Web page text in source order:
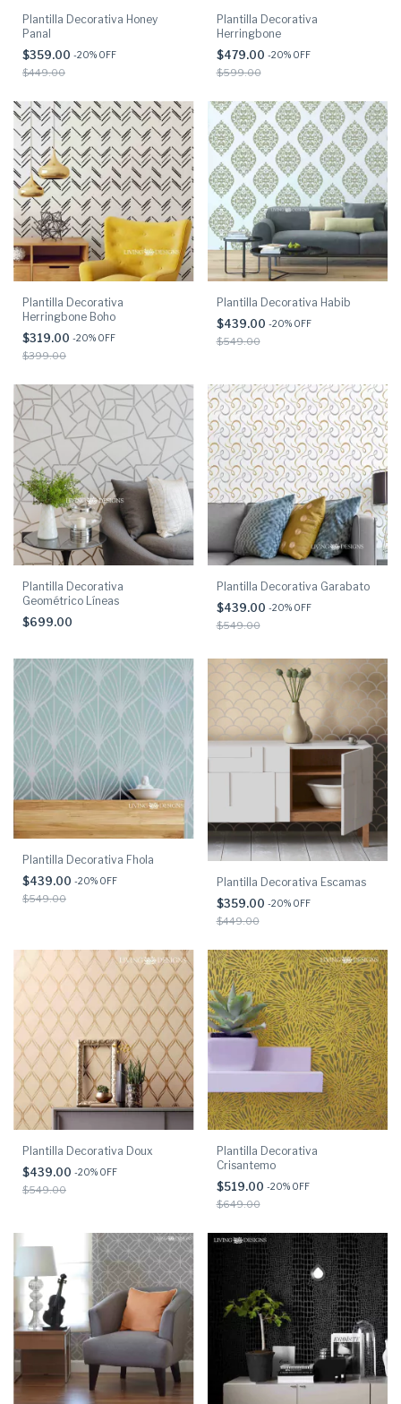
Plantilla Decorativa Honey
Panal
$359.00 -20% OFF
$449.00
Plantilla Decorativa
Herringbone
$479.00 -20% OFF
$599.00
Plantilla Decorativa
Herringbone Boho
$319.00 -20% OFF
$399.00
Plantilla Decorativa Habib
$439.00 -20% OFF
$549.00
Plantilla Decorativa
Geométrico Líneas
$699.00
Plantilla Decorativa Garabato
$439.00 -20% OFF
$549.00
Plantilla Decorativa Fhola
$439.00 -20% OFF
$549.00
Plantilla Decorativa Escamas
$359.00 -20% OFF
$449.00
Plantilla Decorativa Doux
$439.00 -20% OFF
$549.00
Plantilla Decorativa
Crisantemo
$519.00 -20% OFF
$649.00